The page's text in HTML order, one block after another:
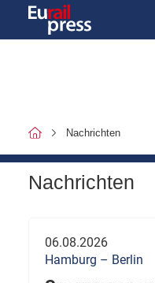
Nachrichten
Nachrichten
06.08.2026
Hamburg – Berlin